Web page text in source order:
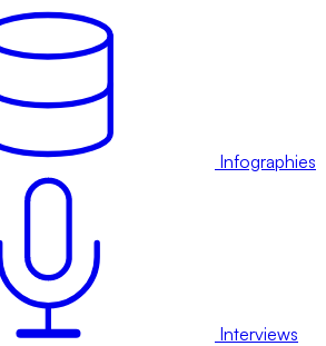
Infographies
Interviews